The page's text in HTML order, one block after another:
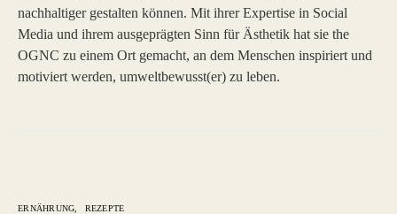
nachhaltiger gestalten können. Mit ihrer Expertise in Social
Media und ihrem ausgeprägten Sinn für Ästhetik hat sie the
OGNC zu einem Ort gemacht, an dem Menschen inspiriert und
motiviert werden, umweltbewusst(er) zu leben.
ERNÄHRUNG REZEPTE